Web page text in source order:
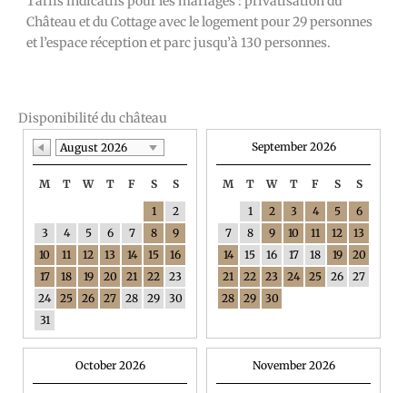
Château et du Cottage avec le logement pour 29 personnes
et l’espace réception et parc jusqu’à 130 personnes.
Disponibilité du château
August 2026
M T W T F S
S
1
2
3
4 5 6 7 8
9
10
11 12 13 14 15
16
17
18 19 20 21 22
23
24
25 26 27 28 29
30
31
September 2026
M T W T F S
S
1
2 3 4 5
6
7
8 9 10 11 12
13
14
15 16 17 18 19
20
21
22 23 24 25 26
27
28
29 30
October 2026 November 2026